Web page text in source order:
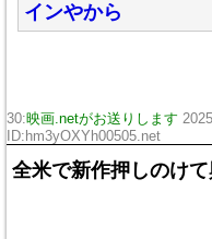
インやから
30:映画.netがお送りします
ID:hm3yOXYh00505.net
全米で新作押しのけ